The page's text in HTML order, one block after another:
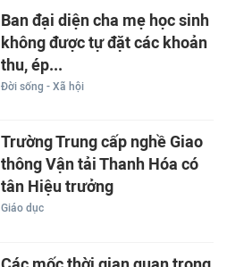
Ban đại diện cha mẹ học sinh
không được tự đặt các khoản
thu, ép...
Đời sống - Xã hội
Trường Trung cấp nghề Giao
thông Vận tải Thanh Hóa có
tân Hiệu trưởng
Giáo dục